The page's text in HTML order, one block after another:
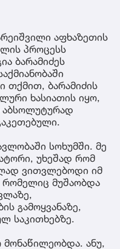
აფხაზეთის
პროცესს
ბარამიძეს
თქმით, ბარამიძის
ხასიათის იყო,
აბსოლუტურად
სოხუმში. მე
უხეშად რომ
ვითვლებოდი იმ
რომელიც მუშაობდა
გამოყვანაზე,
საკითხებზე.
მონაწილეობდა. ანუ,